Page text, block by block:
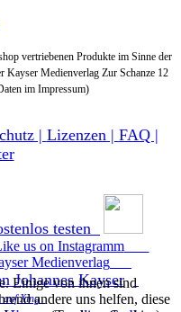
vertriebenen Produkte im Sinne der
Medienverlag Zur Schanze 12
im Impressum)
| Lizenzen | FAQ |
Einige von ihnen sind
andere uns helfen, diese